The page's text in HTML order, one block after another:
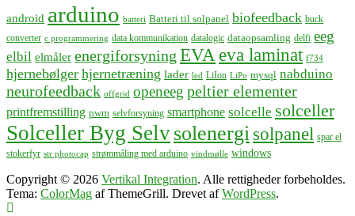
android arduino batteri Batteri til solpanel biofeedback buck
converter c programmering data kommunikation datalogic dataopsamling delfi eeg
elbil elmåler energiforsyning EVA eva laminat f734
hjernebølger hjernetræning lader led LiIon LiPo mysql nabduino
neurofeedback offgrid openeeg peltier elementer
printfremstilling pwm selvforsyning smartphone solcelle solceller
Solceller Byg Selvsolenergisolpanel spar el
stokerfyr str photocap strømmåling med arduino vindmølle windows
Copyright © 2026 Vertikal Integration. Alle rettigheder forbeholdes.
Tema: ColorMag af ThemeGrill. Drevet afWordPress.